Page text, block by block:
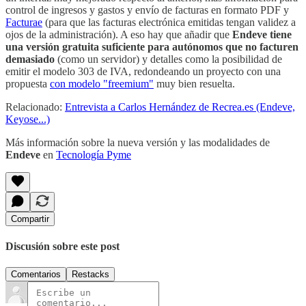
control de ingresos y gastos y envío de facturas en formato PDF y
Facturae (para que las facturas electrónica emitidas tengan validez a
ojos de la administración). A eso hay que añadir que Endeve tiene
una versión gratuita suficiente para autónomos que no facturen
demasiado (como un servidor) y detalles como la posibilidad de
emitir el modelo 303 de IVA, redondeando un proyecto con una
propuesta con modelo "freemium" muy bien resuelta.
Relacionado: Entrevista a Carlos Hernández de Recrea.es (Endeve,
Keyose...)
Más información sobre la nueva versión y las modalidades de
Endeve en Tecnología Pyme
Compartir
Discusión sobre este post
Comentarios Restacks